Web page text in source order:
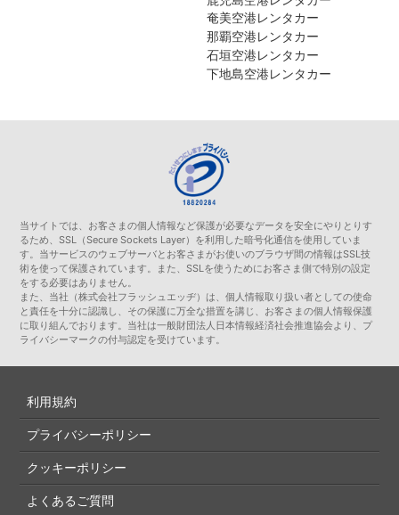
奄美空港レンタカー
那覇空港レンタカー
石垣空港レンタカー
下地島空港レンタカー
当サイトでは、お客さまの個人情報など保護が必要なデータを安全にやりとりす
るため、SSL（Secure Sockets Layer）を利用した暗号化通信を使用していま
す。当サービスのウェブサーバとお客さまがお使いのブラウザ間の情報はSSL技
術を使って保護されています。また、SSLを使うためにお客さま側で特別の設定
をする必要はありません。
また、当社（株式会社フラッシュエッヂ）は、個人情報取り扱い者としての使命
と責任を十分に認識し、その保護に万全な措置を講じ、お客さまの個人情報保護
に取り組んでおります。当社は一般財団法人日本情報経済社会推進協会より、プ
ライバシーマークの付与認定を受けています。
利用規約
プライバシーポリシー
クッキーポリシー
よくあるご質問